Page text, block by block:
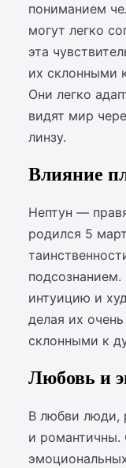
пониманием
могут легко
эта
их склонными
Они легко
видят мир
линзу.
Влияние
Нептун —
родился 5
подсознанием.
интуицию и
делая их
склонными к
Любовь и
В любви люди,
и романтичны.